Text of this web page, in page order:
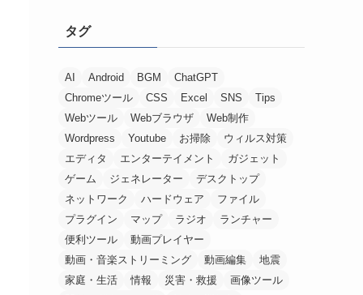
タグ
AI Android BGM
ChatGPT
Chromeツール
CSS Excel SNS
Tips
Webツール
Webブラウザ
Web制作
Wordpress
Youtube お掃除
ウィルス対策
エディタ
エンターテイメント
ガジェット
ゲーム
ジェネレーター
デスクトップ
ネットワーク
ハードウェア
ファイル
プラグイン
マップ ラジオ
ランチャー
便利ツール
動画プレイヤー
動画・音楽ストリーミング
動画編集
地震
家庭・生活
情報 災害・救援
画像ツール